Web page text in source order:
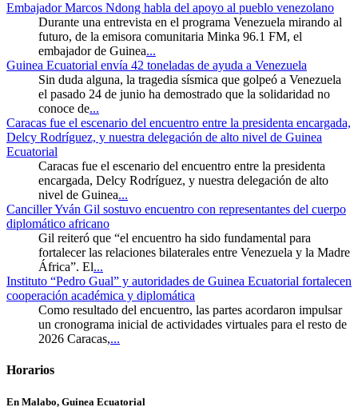
Embajador Marcos Ndong habla del apoyo al pueblo venezolano
Durante una entrevista en el programa Venezuela mirando al
futuro, de la emisora comunitaria Minka 96.1 FM, el
embajador de Guinea...
Guinea Ecuatorial envía 42 toneladas de ayuda a Venezuela
Sin duda alguna, la tragedia sísmica que golpeó a Venezuela
el pasado 24 de junio ha demostrado que la solidaridad no
conoce de...
Caracas fue el escenario del encuentro entre la presidenta encargada,
Delcy Rodríguez, y nuestra delegación de alto nivel de Guinea
Ecuatorial
Caracas fue el escenario del encuentro entre la presidenta
encargada, Delcy Rodríguez, y nuestra delegación de alto
nivel de Guinea...
Canciller Yván Gil sostuvo encuentro con representantes del cuerpo
diplomático africano
Gil reiteró que “el encuentro ha sido fundamental para
fortalecer las relaciones bilaterales entre Venezuela y la Madre
África”. El...
Instituto “Pedro Gual” y autoridades de Guinea Ecuatorial fortalecen
cooperación académica y diplomática
Como resultado del encuentro, las partes acordaron impulsar
un cronograma inicial de actividades virtuales para el resto de
2026 Caracas,...
Horarios
En Malabo, Guinea Ecuatorial